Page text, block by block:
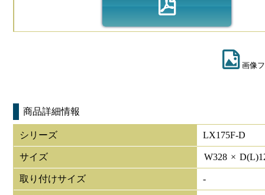
画像
商品詳細情報
シリーズ LX175F-D
サイズ W328 × D(L)
取り付けサイズ -